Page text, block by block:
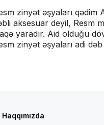
zinyət əşyaları qədim
aksesuar deyil, Resm
yaradır. Aid olduğu
zinyət əşyaları adi
Haqqımızda